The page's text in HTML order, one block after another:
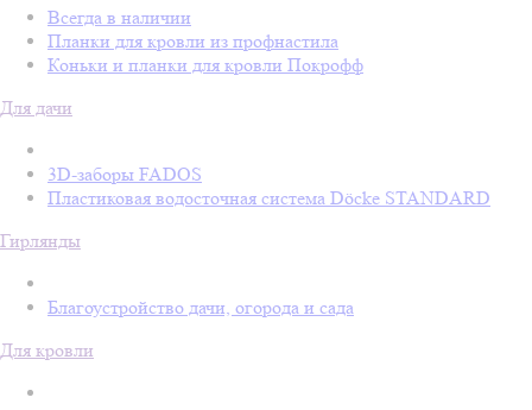
Всегда в наличии
Планки для кровли из профнастила
Коньки и планки для кровли Покрофф
Для дачи
3D-заборы FADOS
Пластиковая водосточная система Döcke STANDARD
Гирлянды
Благоустройство дачи, огорода и сада
Для кровли